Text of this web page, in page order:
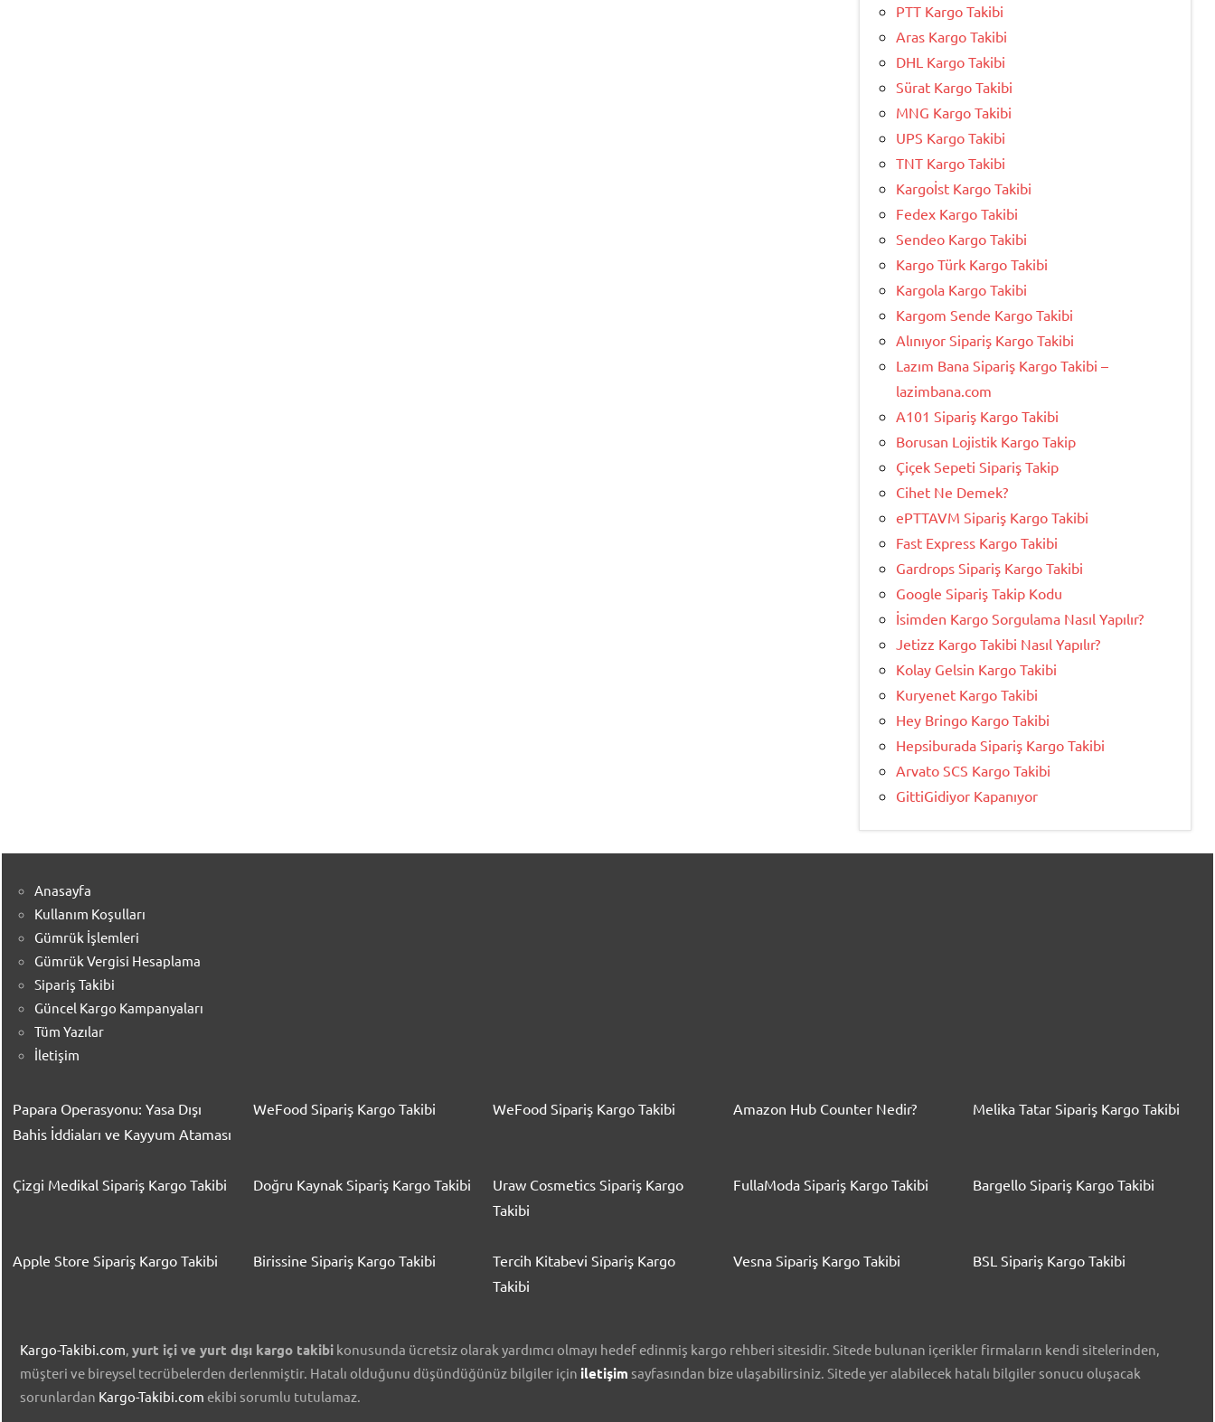
PTT Kargo Takibi
Aras Kargo Takibi
DHL Kargo Takibi
Sürat Kargo Takibi
MNG Kargo Takibi
UPS Kargo Takibi
TNT Kargo Takibi
Kargoİst Kargo Takibi
Fedex Kargo Takibi
Sendeo Kargo Takibi
Kargo Türk Kargo Takibi
Kargola Kargo Takibi
Kargom Sende Kargo Takibi
Alınıyor Sipariş Kargo Takibi
Lazım Bana Sipariş Kargo Takibi –
lazimbana.com
A101 Sipariş Kargo Takibi
Borusan Lojistik Kargo Takip
Çiçek Sepeti Sipariş Takip
Cihet Ne Demek?
ePTTAVM Sipariş Kargo Takibi
Fast Express Kargo Takibi
Gardrops Sipariş Kargo Takibi
Google Sipariş Takip Kodu
İsimden Kargo Sorgulama Nasıl Yapılır?
Jetizz Kargo Takibi Nasıl Yapılır?
Kolay Gelsin Kargo Takibi
Kuryenet Kargo Takibi
Hey Bringo Kargo Takibi
Hepsiburada Sipariş Kargo Takibi
Arvato SCS Kargo Takibi
GittiGidiyor Kapanıyor
Anasayfa
Kullanım Koşulları
Gümrük İşlemleri
Gümrük Vergisi Hesaplama
Sipariş Takibi
Güncel Kargo Kampanyaları
Tüm Yazılar
İletişim
Papara Operasyonu: Yasa Dışı
Bahis İddiaları ve Kayyum Ataması
WeFood Sipariş Kargo Takibi WeFood Sipariş Kargo Takibi Amazon Hub Counter Nedir? Melika Tatar Sipariş Kargo Takibi
Çizgi Medikal Sipariş Kargo Takibi Doğru Kaynak Sipariş Kargo Takibi
Uraw Cosmetics Sipariş Kargo
Takibi
FullaModa Sipariş Kargo Takibi Bargello Sipariş Kargo Takibi
Apple Store Sipariş Kargo Takibi Birissine Sipariş Kargo Takibi
Tercih Kitabevi Sipariş Kargo
Takibi
Vesna Sipariş Kargo Takibi BSL Sipariş Kargo Takibi
Kargo-Takibi.com yurt içi ve yurt dışı kargo takibi konusunda ücretsiz olarak yardımcı olmayı hedef edinmiş kargo rehberi sitesidir. Sitede bulunan içerikler firmaların kendi sitelerinden,
müşteri ve bireysel tecrübelerden derlenmiştir. Hatalı olduğunu düşündüğünüz bilgiler için iletişim sayfasından bize ulaşabilirsiniz. Sitede yer alabilecek hatalı bilgiler sonucu oluşacak
sorunlardan Kargo-Takibi.com ekibi sorumlu tutulamaz.